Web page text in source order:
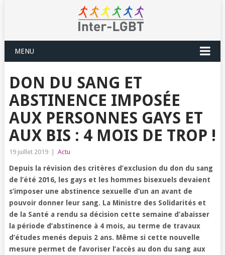
MENU
DON DU SANG ET
ABSTINENCE IMPOSÉE
AUX PERSONNES GAYS ET
AUX BIS : 4 MOIS DE TROP !
19 juillet 2019 Actu
Depuis la révision des critères d’exclusion du don du sang
de l’été 2016, les gays et les hommes bisexuels devaient
s’imposer une abstinence sexuelle d’un an avant de
pouvoir donner leur sang. La Ministre des Solidarités et
de la Santé a rendu sa décision cette semaine d’abaisser
la période d’abstinence à 4 mois, au terme de travaux
d’études menés depuis 2 ans. Même si cette nouvelle
mesure permet de favoriser l’accès au don du sang aux